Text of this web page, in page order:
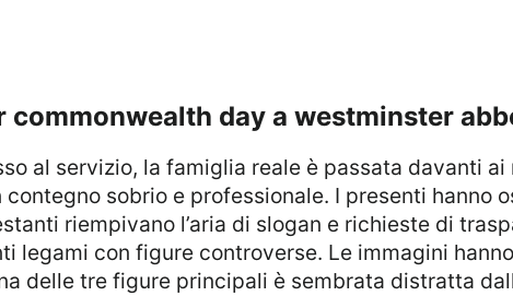
commonwealth day a westminster
contegno sobrio e professionale. I presenti hanno
riempivano l’aria di slogan e richieste di
legami con figure controverse. Le immagini
delle tre figure principali è sembrata distratta